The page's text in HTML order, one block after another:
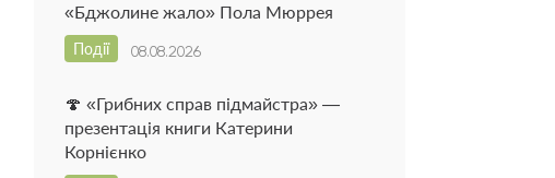
«Бджолине жало» Пола Мюррея
08.08.2026
Події
🍄 «Грибних справ підмайстра» —
презентація книги Катерини
Корнієнко